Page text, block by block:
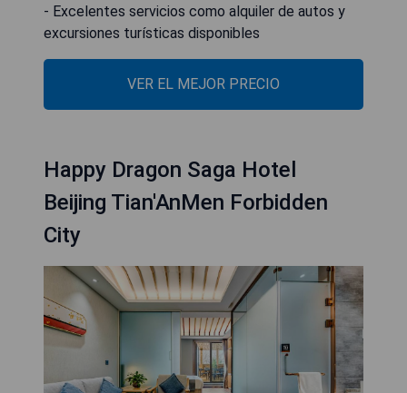
- Excelentes servicios como alquiler de autos y
excursiones turísticas disponibles
VER EL MEJOR PRECIO
Happy Dragon Saga Hotel
Beijing Tian'AnMen Forbidden
City